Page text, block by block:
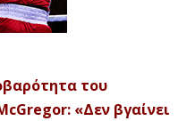
του
«Δεν βγαίνει